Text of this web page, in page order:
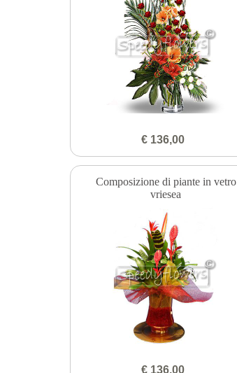
€ 136,00
Composizione di piante in vetro
vriesea
€ 136,00